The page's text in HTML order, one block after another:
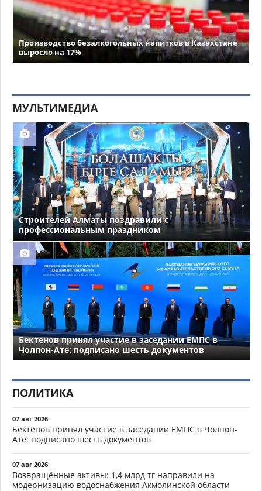
Производство безалкогольных напитков в Казахстане
выросло на 17%
МУЛЬТИМЕДИА
Строителей Алматы поздравили с
профессиональным праздником
Бектенов принял участие в заседании ЕМПС в
Чолпон-Ате: подписано шесть документов
ПОЛИТИКА
07 авг 2026
Бектенов принял участие в заседании ЕМПС в Чолпон-
Ате: подписано шесть документов
07 авг 2026
Возвращённые активы: 1,4 млрд тг направили на
модернизацию водоснабжения Акмолинской области